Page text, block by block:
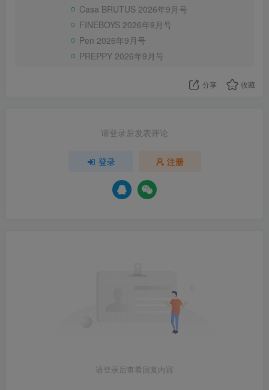
Casa BRUTUS 2026年9月号
FINEBOYS 2026年9月号
Pen 2026年9月号
PREPPY 2026年9月号
分享 收藏
请登录后发表评论
登录 注册
请登录后查看回复内容